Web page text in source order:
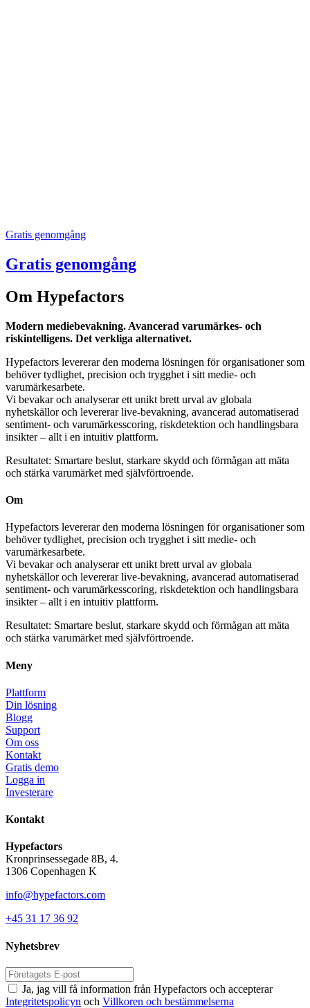
Gratis genomgång
Gratis genomgång
Om Hypefactors
Modern mediebevakning. Avancerad varumärkes- och
riskintelligens. Det verkliga alternativet.
Hypefactors levererar den moderna lösningen för organisationer som
behöver tydlighet, precision och trygghet i sitt medie- och
varumärkesarbete.
Vi bevakar och analyserar ett unikt brett urval av globala
nyhetskällor och levererar live-bevakning, avancerad automatiserad
sentiment- och varumärkesscoring, riskdetektion och handlingsbara
insikter – allt i en intuitiv plattform.
Resultatet: Smartare beslut, starkare skydd och förmågan att mäta
och stärka varumärket med självförtroende.
Om
Hypefactors levererar den moderna lösningen för organisationer som
behöver tydlighet, precision och trygghet i sitt medie- och
varumärkesarbete.
Vi bevakar och analyserar ett unikt brett urval av globala
nyhetskällor och levererar live-bevakning, avancerad automatiserad
sentiment- och varumärkesscoring, riskdetektion och handlingsbara
insikter – allt i en intuitiv plattform.
Resultatet: Smartare beslut, starkare skydd och förmågan att mäta
och stärka varumärket med självförtroende.
Meny
Plattform
Din lösning
Blogg
Support
Om oss
Kontakt
Gratis demo
Logga in
Investerare
Kontakt
Hypefactors
Kronprinsessegade 8B, 4.
1306 Copenhagen K
info@hypefactors.com
+45 31 17 36 92
Nyhetsbrev
Ja, jag vill få information från Hypefactors och accepterar
Integritetspolicyn och Villkoren och bestämmelserna